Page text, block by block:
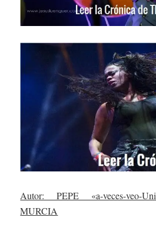
Autor: PEPE «a-veces-veo-
MURCIA